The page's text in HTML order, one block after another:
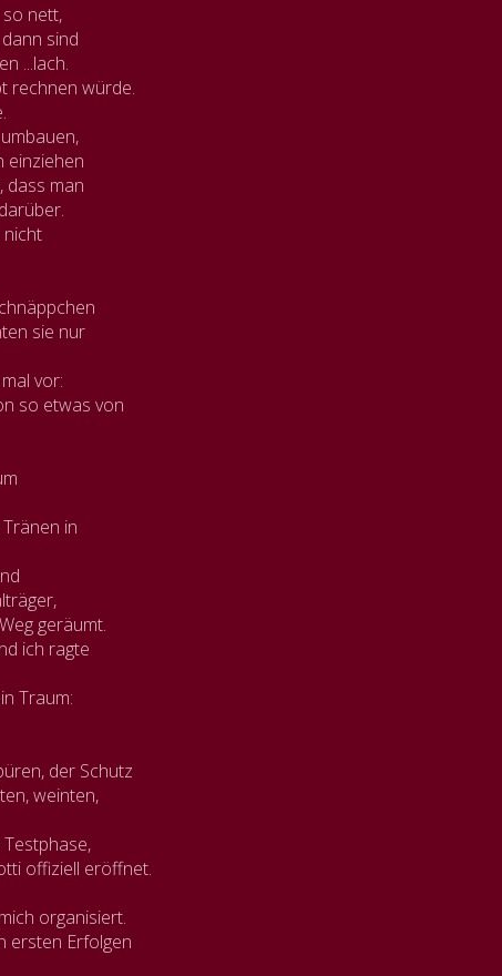
nett,
sind
...lach.
rechnen würde.
einziehen
dass man
nicht
sie nur
vor:
so etwas von
in
geräumt.
ich ragte
Traum:
der Schutz
weinten,
offiziell eröffnet.
organisiert.
ersten Erfolgen